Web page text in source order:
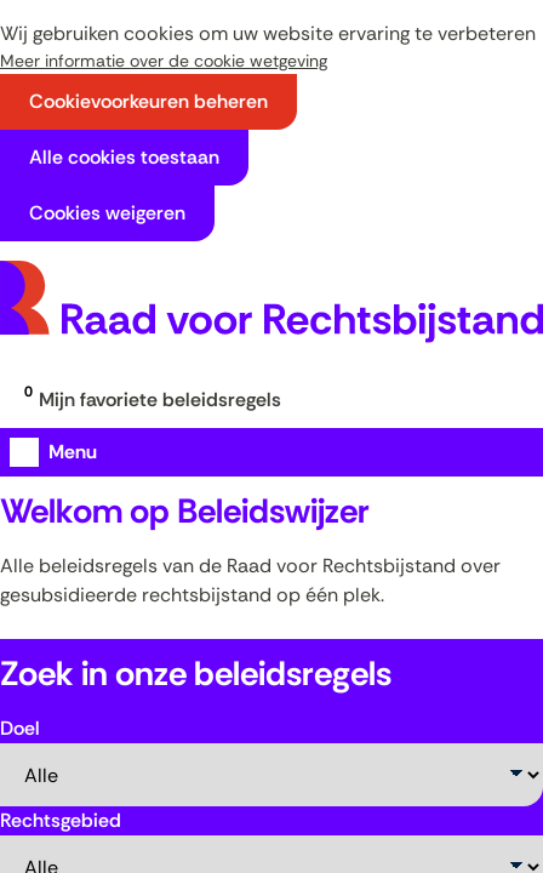
Cookies
Wij gebruiken cookies om uw website ervaring te verbeteren
Meer informatie over de cookie wetgeving
kan
van
cookies
op
worden
toegestaan
of
Alle cookies toestaan
Cookievoorkeuren beheren
Cookies weigeren
Ga
naar
de
inhoud
0 Mijn favoriete beleidsregels
MenuUitklappen
Zoeken in beleidsregels
Beleidsbundel
Start
Beleidswijzer
Welkom op Beleidswijzer
Alle beleidsregels van de Raad voor Rechtsbijstand over
gesubsidieerde rechtsbijstand op één plek.
Zoek in onze beleidsregels
Doel
Rechtsgebied